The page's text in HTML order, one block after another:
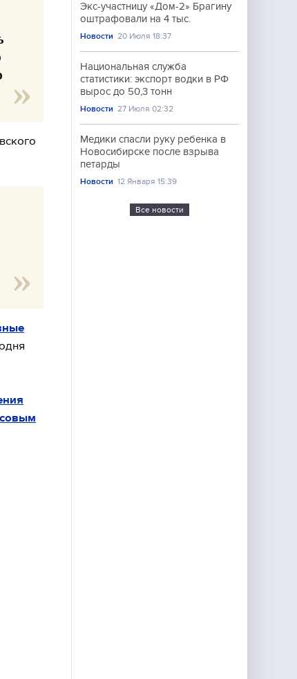
Экс-участницу «Дом-2» Брагину
оштрафовали на 4 тыс.
Новости 20 Июля 18:37
Национальная служба
статистики: экспорт водки в РФ
вырос до 50,3 тонн
Новости 27 Июля 02:32
Медики спасли руку ребенка в
Новосибирске после взрыва
петарды
Новости 12 Января 15:39
Все новости